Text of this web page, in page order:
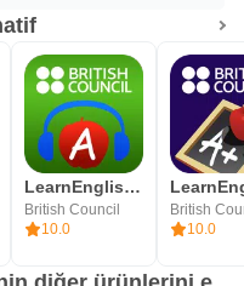
LearnEnglish Podcasts
British Council
10.0
British
10.0